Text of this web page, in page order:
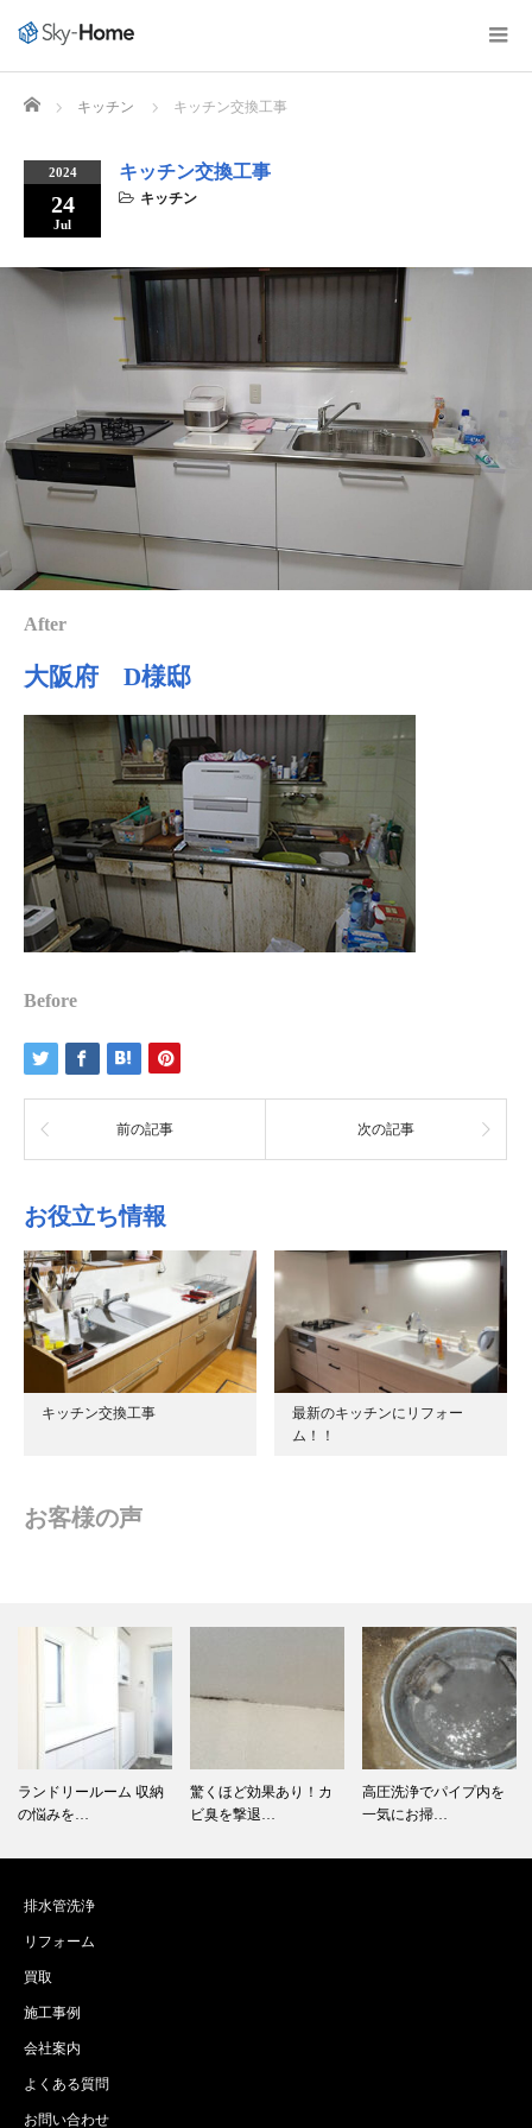
Home キッチン キッチン交換工事
2024
24
Jul
キッチン交換工事
キッチン
After
大阪府 D様邸
Before
前の記事 次の記事
お役立ち情報
キッチン交換工事
最新のキッチンにリフォー
ム！！
お客様の声
ランドリールーム 収納
の悩みを…
驚くほど効果あり！カ
ビ臭を撃退…
高圧洗浄でパイプ内を
一気にお掃…
排水管洗浄
リフォーム
買取
施工事例
会社案内
よくある質問
お問い合わせ